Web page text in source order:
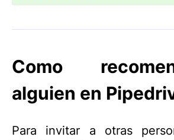
Como
alguien en
Para invitar a otras